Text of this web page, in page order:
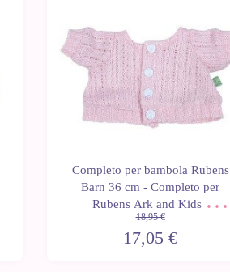
Completo per bambola Rubens
Barn 36 cm - Completo per
Rubens Ark and Kids -
Cardigan rosa
18,95 €
17,05 €